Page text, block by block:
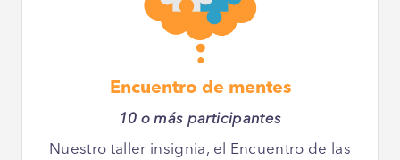
Encuentro de mentes
10 o más participantes
Nuestro taller insignia, el Encuentro de las